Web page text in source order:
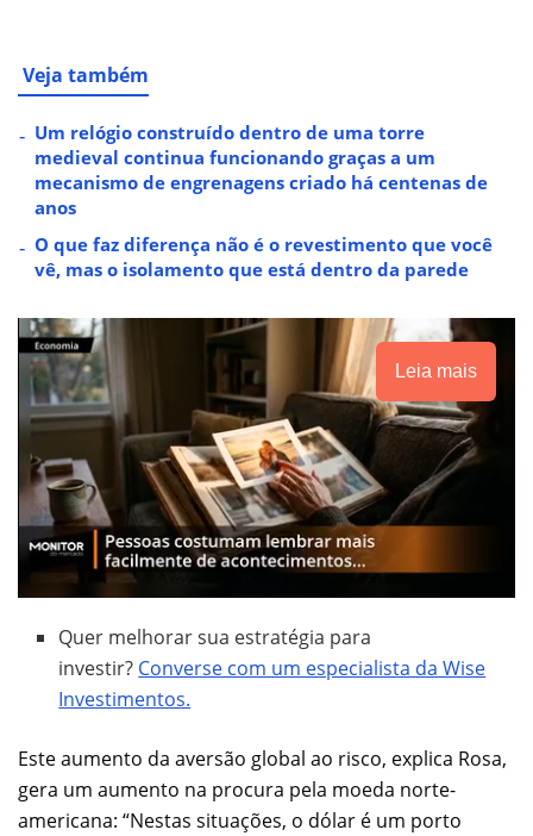
Veja também
Um relógio construído dentro de uma torre
medieval continua funcionando graças a um
mecanismo de engrenagens criado há centenas de
anos
O que faz diferença não é o revestimento que você
vê, mas o isolamento que está dentro da parede
Leia mais
Quer melhorar sua estratégia para
investir? Converse com um especialista da Wise
Investimentos.
Este aumento da aversão global ao risco, explica Rosa,
gera um aumento na procura pela moeda norte-
americana: “Nestas situações, o dólar é um porto